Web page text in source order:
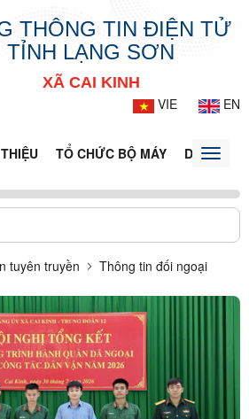
THÔNG TIN ĐIỆN TỬ
TỈNH LẠNG SƠN
XÃ CAI KINH
VIE
EN
TỔ CHỨC BỘ MÁY DOANH
Toggle
tuyên truyền Thông tin đối ngoại